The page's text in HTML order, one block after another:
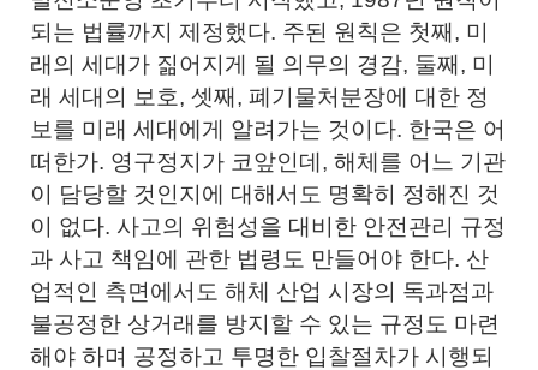
되는 법률까지 제정했다. 주된 원칙은 첫째, 미
래의 세대가 짊어지게 될 의무의 경감, 둘째, 미
래 세대의 보호, 셋째, 폐기물처분장에 대한 정
보를 미래 세대에게 알려가는 것이다. 한국은 어
떠한가. 영구정지가 코앞인데, 해체를 어느 기관
이 담당할 것인지에 대해서도 명확히 정해진 것
이 없다. 사고의 위험성을 대비한 안전관리 규정
과 사고 책임에 관한 법령도 만들어야 한다. 산
업적인 측면에서도 해체 산업 시장의 독과점과
불공정한 상거래를 방지할 수 있는 규정도 마련
해야 하며 공정하고 투명한 입찰절차가 시행되